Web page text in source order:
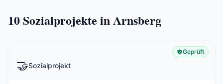
10Sozialprojekte in Arnsberg
🤝Sozialprojekt
Geprüft